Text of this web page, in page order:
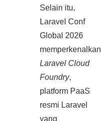
Selain itu,
Laravel Conf
Global 2026
memperkenalkan
Laravel Cloud
Foundry,
platform PaaS
resmi Laravel
yang